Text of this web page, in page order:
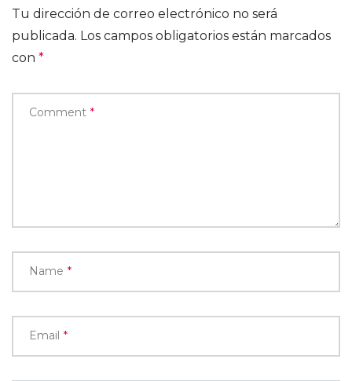
Tu dirección de correo electrónico no será
publicada. Los campos obligatorios están marcados
con *
Comment *
Name *
Email *